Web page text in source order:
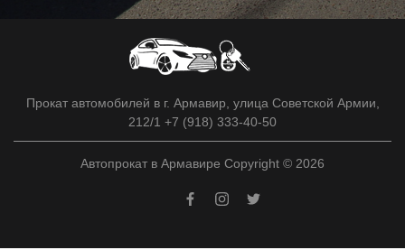
Прокат автомобилей в г. Армавир, улица Советской Армии,
212/1 +7 (918) 333-40-50
Автопрокат в Армавире Copyright © 2026